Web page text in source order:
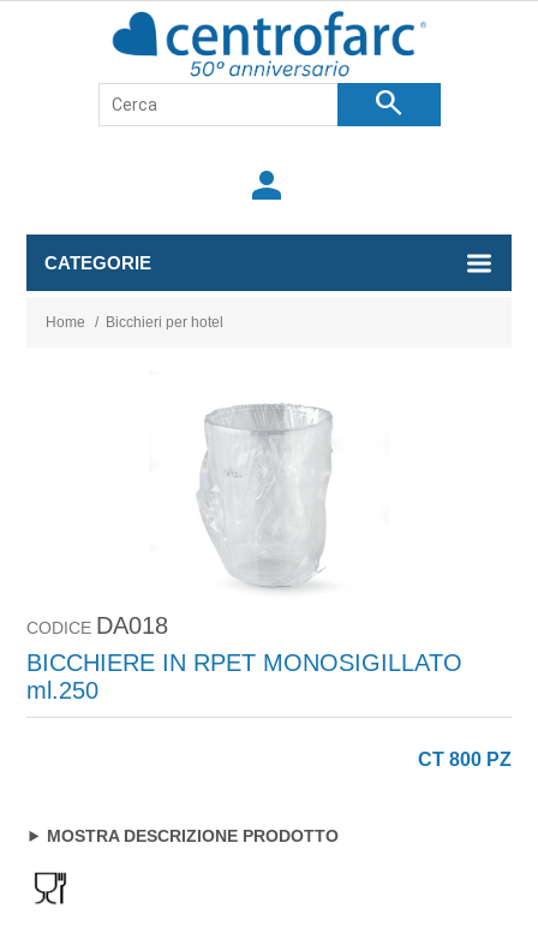
search
person
CATEGORIE
Home / Bicchieri per hotel
CODICE DA018
BICCHIERE IN RPET MONOSIGILLATO
ml.250
CT 800 PZ
MOSTRA DESCRIZIONE PRODOTTO